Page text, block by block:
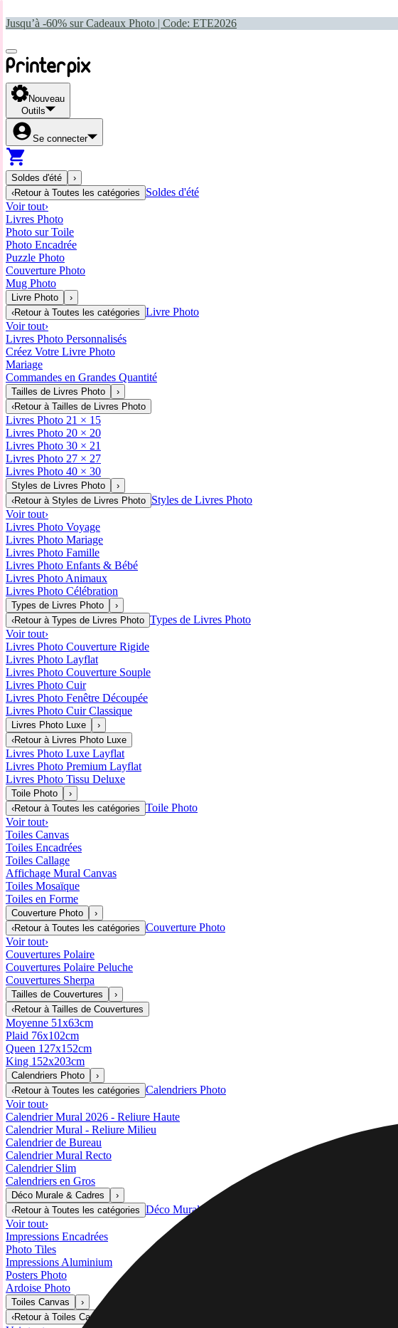
Jusqu’à -60% sur Cadeaux Photo | Code: ETE2026
Nouveau
Outils
Se connecter
Soldes d'été
›
‹Retour à Toutes les catégories
Soldes d'été
Voir tout›
Livres Photo
Photo sur Toile
Photo Encadrée
Puzzle Photo
Couverture Photo
Mug Photo
Livre Photo
›
‹Retour à Toutes les catégories Livre Photo
Voir tout›
Livres Photo Personnalisés
Créez Votre Livre Photo
Mariage
Commandes en Grandes Quantité
Tailles de Livres Photo
›
‹Retour à Tailles de Livres Photo
Livres Photo 21 × 15
Livres Photo 20 × 20
Livres Photo 30 × 21
Livres Photo 27 × 27
Livres Photo 40 × 30
Styles de Livres Photo
›
‹Retour à Styles de Livres Photo Styles de Livres Photo
Voir tout›
Livres Photo Voyage
Livres Photo Mariage
Livres Photo Famille
Livres Photo Enfants & Bébé
Livres Photo Animaux
Livres Photo Célébration
Types de Livres Photo
›
‹Retour à Types de Livres Photo Types de Livres Photo
Voir tout›
Livres Photo Couverture Rigide
Livres Photo Layflat
Livres Photo Couverture Souple
Livres Photo Cuir
Livres Photo Fenêtre Découpée
Livres Photo Cuir Classique
Livres Photo Luxe
›
‹Retour à Livres Photo Luxe
Livres Photo Luxe Layflat
Livres Photo Premium Layflat
Livres Photo Tissu Deluxe
Toile Photo
›
‹Retour à Toutes les catégories Toile Photo
Voir tout›
Toiles Canvas
Toiles Encadrées
Toiles Callage
Affichage Mural Canvas
Toiles Mosaïque
Toiles en Forme
Couverture Photo
›
‹Retour à Toutes les catégories Couverture Photo
Voir tout›
Couvertures Polaire
Couvertures Polaire Peluche
Couvertures Sherpa
Tailles de Couvertures
›
‹Retour à Tailles de Couvertures
Moyenne 51x63cm
Plaid 76x102cm
Queen 127x152cm
King 152x203cm
Calendriers Photo
›
‹Retour à Toutes les catégories Calendriers Photo
Voir tout›
Calendrier Mural 2026 - Reliure Haute
Calendrier Mural - Reliure Milieu
Calendrier de Bureau
Calendrier Mural Recto
Calendrier Slim
Calendriers en Gros
Déco Murale & Cadres
›
‹Retour à Toutes les catégories Déco Murale & Cadres
Voir tout›
Impressions Encadrées
Photo Tiles
Impressions Aluminium
Posters Photo
Ardoise Photo
Toiles Canvas
›
‹Retour à Toiles Canvas